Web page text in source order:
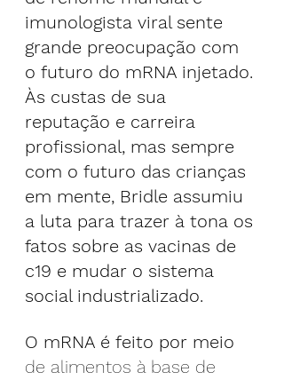
imunologista viral sente
grande preocupação com
o futuro do mRNA injetado.
Às custas de sua
reputação e carreira
profissional, mas sempre
com o futuro das crianças
em mente, Bridle assumiu
a luta para trazer à tona os
fatos sobre as vacinas de
c19 e mudar o sistema
social industrializado.
O mRNA é feito por meio
de alimentos à base de